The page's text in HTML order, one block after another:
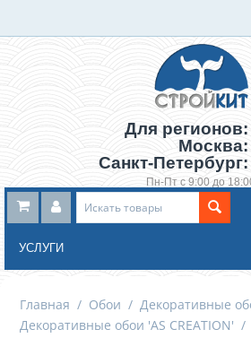
Для регионов:
Москва:
Санкт-Петербург:
Пн-Пт с 9:00 до
Заказать обратный
УСЛУГИ
Главная / Обои / Декоративные
Декоративные обои 'AS CREATION' /